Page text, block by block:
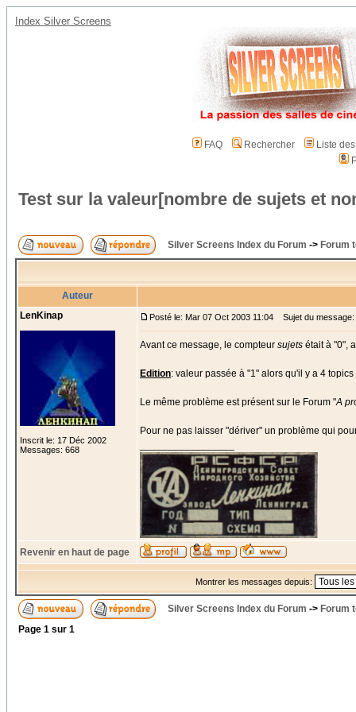
Index Silver Screens
FAQ Rechercher
Liste
Test sur la valeur[nombre de sujets et
Silver Screens Index du Forum -> Forum
Auteur
LenKinap
Inscrit le: 17 Déc 2002
Messages: 668
Posté le: Mar 07 Oct 2003 11:04 Sujet du
Avant ce message, le compteur sujets était à "0",
Edition: valeur passée à "1" alors qu'il y a 4 topics
Le même problème est présent sur le Forum "A
Pour ne pas laisser "dériver" un problème qui
Revenir en haut de page
Montrer les messages depuis:
Silver Screens Index du Forum -> Forum
Page 1 sur 1